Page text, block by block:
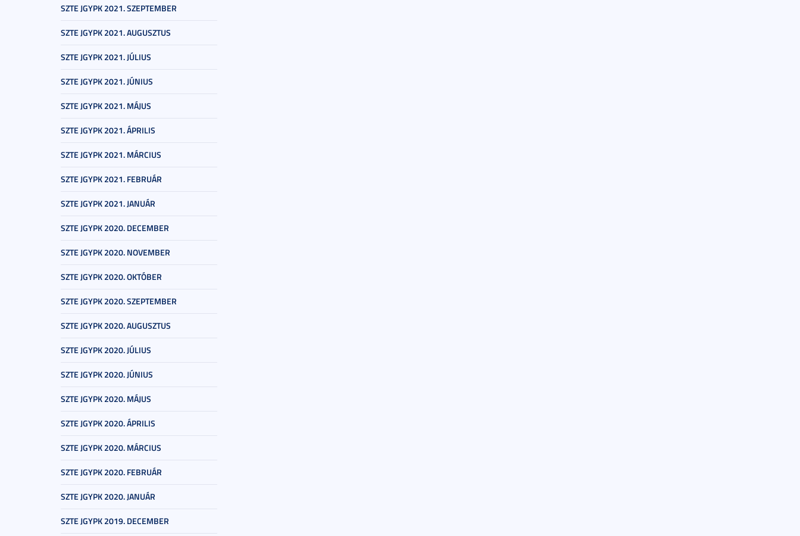
SZTE JGYPK 2021. SZEPTEMBER
SZTE JGYPK 2021. AUGUSZTUS
SZTE JGYPK 2021. JÚLIUS
SZTE JGYPK 2021. JÚNIUS
SZTE JGYPK 2021. MÁJUS
SZTE JGYPK 2021. ÁPRILIS
SZTE JGYPK 2021. MÁRCIUS
SZTE JGYPK 2021. FEBRUÁR
SZTE JGYPK 2021. JANUÁR
SZTE JGYPK 2020. DECEMBER
SZTE JGYPK 2020. NOVEMBER
SZTE JGYPK 2020. OKTÓBER
SZTE JGYPK 2020. SZEPTEMBER
SZTE JGYPK 2020. AUGUSZTUS
SZTE JGYPK 2020. JÚLIUS
SZTE JGYPK 2020. JÚNIUS
SZTE JGYPK 2020. MÁJUS
SZTE JGYPK 2020. ÁPRILIS
SZTE JGYPK 2020. MÁRCIUS
SZTE JGYPK 2020. FEBRUÁR
SZTE JGYPK 2020. JANUÁR
SZTE JGYPK 2019. DECEMBER